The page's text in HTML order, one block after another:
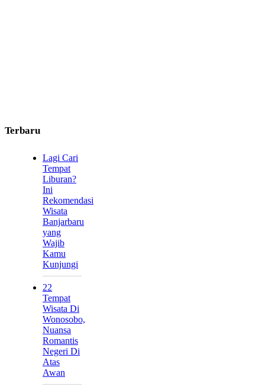
Terbaru
Lagi Cari
Tempat
Liburan?
Ini
Rekomendasi
Wisata
Banjarbaru
yang
Wajib
Kamu
Kunjungi
22
Tempat
Wisata Di
Wonosobo,
Nuansa
Romantis
Negeri Di
Atas
Awan